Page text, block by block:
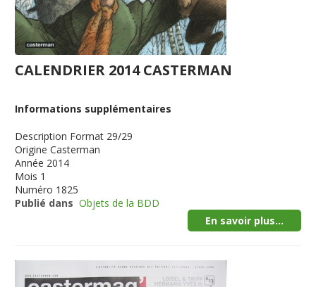
CALENDRIER 2014 CASTERMAN
Informations supplémentaires
Description Format 29/29
Origine Casterman
Année 2014
Mois 1
Numéro 1825
Publié dans Objets de la BDD
En savoir plus...